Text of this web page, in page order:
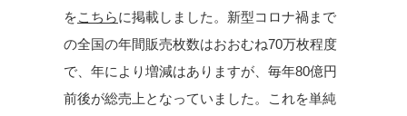
をこちらに掲載しました。新型コロナ禍まで
の全国の年間販売枚数はおおむね70万枚程度
で、年により増減はありますが、毎年80億円
前後が総売上となっていました。これを単純